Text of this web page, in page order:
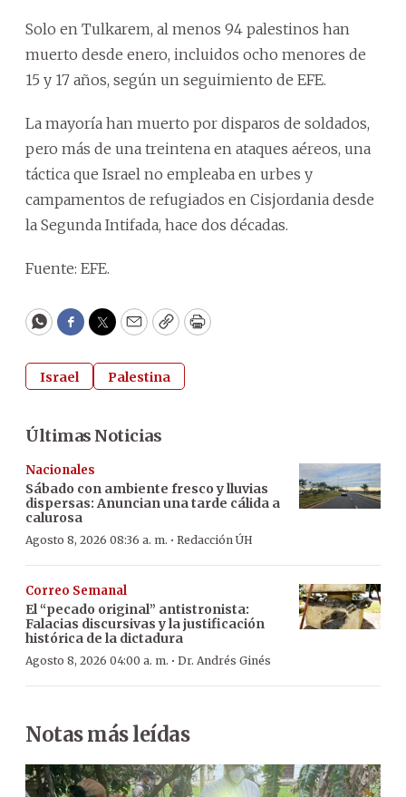
Solo en Tulkarem, al menos 94 palestinos han
muerto desde enero, incluidos ocho menores de
15 y 17 años, según un seguimiento de EFE.
La mayoría han muerto por disparos de soldados,
pero más de una treintena en ataques aéreos, una
táctica que Israel no empleaba en urbes y
campamentos de refugiados en Cisjordania desde
la Segunda Intifada, hace dos décadas.
Fuente: EFE.
WhatsApp
Facebook
Twitter
EmailCopyPrint
Israel Palestina
Últimas Noticias
Nacionales
Sábado con ambiente fresco y lluvias
dispersas: Anuncian una tarde cálida a
calurosa
Agosto 8, 2026 08:36 a. m. · Redacción ÚH
Correo Semanal
El “pecado original” antistronista:
Falacias discursivas y la justificación
histórica de la dictadura
Agosto 8, 2026 04:00 a. m. · Dr. Andrés Ginés
Notas más leídas